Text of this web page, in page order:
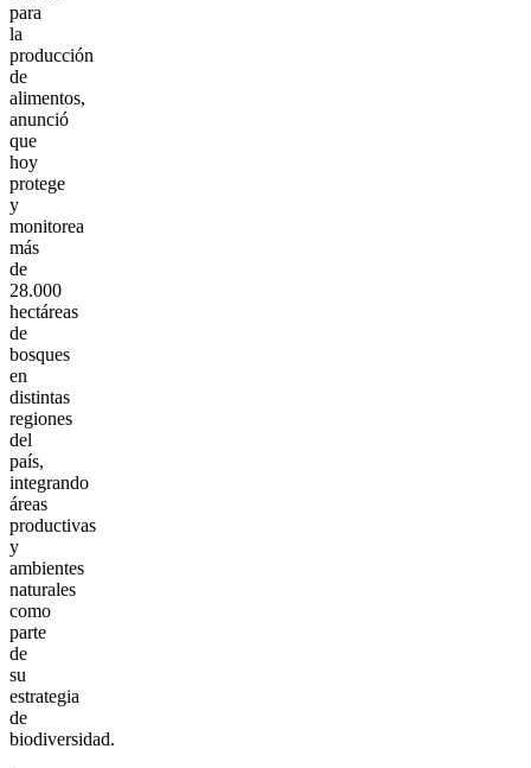
para
la
producción
de
alimentos,
anunció
que
hoy
protege
y
monitorea
más
de
28.000
hectáreas
de
bosques
en
distintas
regiones
del
país,
integrando
áreas
productivas
y
ambientes
naturales
como
parte
de
su
estrategia
de
biodiversidad.